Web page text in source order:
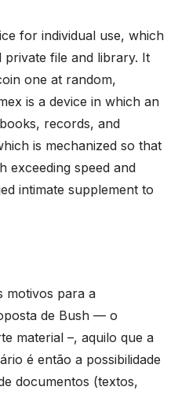
for individual use, which
file and library. It
one at random,
is a device in which an
records, and
is mechanized so that
exceeding speed and
intimate supplement to
motivos para a
de Bush — o
material –, aquilo que a
é então a possibilidade
documentos (textos,